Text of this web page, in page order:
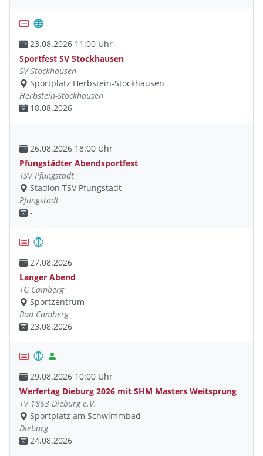
23.08.2026 11:00 Uhr
Sportfest SV Stockhausen
SV Stockhausen
Sportplatz Herbstein-Stockhausen
Herbstein-Stockhausen
18.08.2026
26.08.2026 18:00 Uhr
Pfungstädter Abendsportfest
TSV Pfungstadt
Stadion TSV Pfungstadt
Pfungstadt
-
27.08.2026
Langer Abend
TG Camberg
Sportzentrum
Bad Camberg
23.08.2026
29.08.2026 10:00 Uhr
Werfertag Dieburg 2026 mit SHM Masters Weitsprung
TV 1863 Dieburg e.V.
Sportplatz am Schwimmbad
Dieburg
24.08.2026